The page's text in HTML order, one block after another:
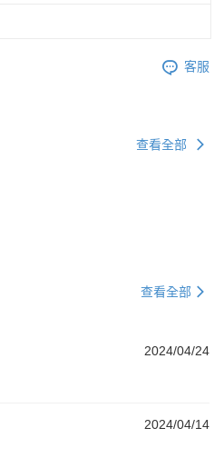
客服
查看全部
查看全部
2024/04/24
2024/04/14